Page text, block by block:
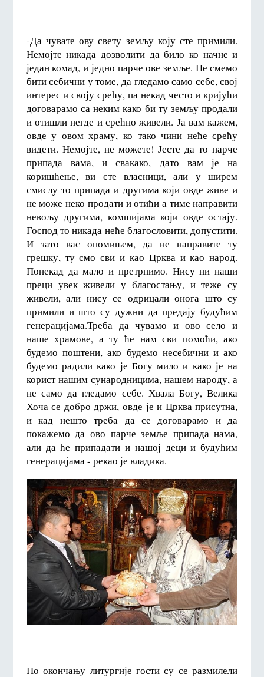
-Да чувате ову свету земљу коју сте примили.
Немојте никада дозволити да било ко начне и
један комад, и једно парче ове земље. Не смемо
бити себични у томе, да гледамо само себе, свој
интерес и своју срећу, па некад често и кријући
договарамо са неким како би ту земљу продали
и отишли негде и срећно живели. Ја вам кажем,
овде у овом храму, ко тако чини неће срећу
видети. Немојте, не можете! Јесте да то парче
припада вама, и свакако, дато вам је на
коришћење, ви сте власници, али у ширем
смислу то припада и другима који овде живе и
не може неко продати и отићи а тиме направити
невољу другима, комшијама који овде остају.
Господ то никада неће благословити, допустити.
И зато вас опомињем, да не направите ту
грешку, ту смо сви и као Црква и као народ.
Понекад да мало и претрпимо. Нису ни наши
преци увек живели у благостању, и теже су
живели, али нису се одрицали онога што су
примили и што су дужни да предају будућим
генерацијама.Треба да чувамо и ово село и
наше храмове, а ту ће нам сви помоћи, ако
будемо поштени, ако будемо несебични и ако
будемо радили како је Богу мило и како је на
корист нашим сународницима, нашем народу, а
не само да гледамо себе. Хвала Богу, Велика
Хоча се добро држи, овде је и Црква присутна,
и кад нешто треба да се договарамо и да
покажемо да ово парче земље припада нама,
али да ће припадати и нашој деци и будућим
генерацијама - рекао је владика.
По окончању литургије гости су се размилели